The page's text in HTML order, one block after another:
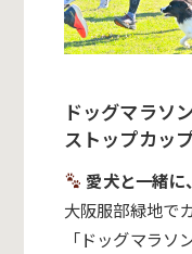
ドッグマラソ
ストップカッ
愛犬と一緒に
大阪服部緑地で
「ドッグマラソ